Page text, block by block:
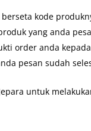
kode
yang anda
order anda
pesan sudah
untuk